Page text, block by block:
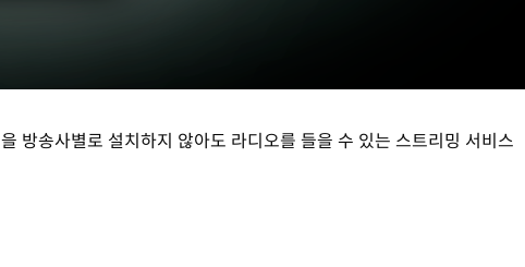
방송사별로 설치하지 않아도 라디오를 들을 수 있는 스트리밍 서비스